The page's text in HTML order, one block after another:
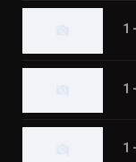
1
1
1